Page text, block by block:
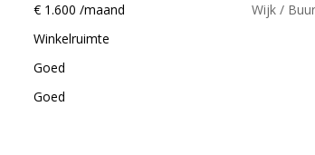
€ 1.600 /maand
Winkelruimte
Goed
Goed
Wijk /